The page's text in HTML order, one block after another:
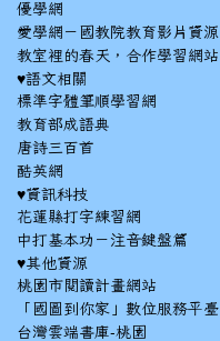
優學網
愛學網－國教院教育影片資源
教室裡的春天，合作學習網站
♥語文相關
標準字體筆順學習網
教育部成語典
唐詩三百首
酷英網
♥資訊科技
花蓮縣打字練習網
中打基本功－注音鍵盤篇
♥其他資源
桃園市閱讀計畫網站
「國圖到你家」數位服務平臺
台灣雲端書庫-桃園